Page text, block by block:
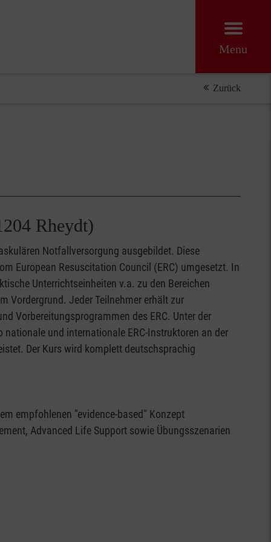
Menu
Zurück
Rheydt)
Notfallversorgung ausgebildet. Diese
European Resuscitation Council (ERC) umgesetzt. In
Unterrichtseinheiten v.a. zu den Bereichen
Vordergrund. Jeder Teilnehmer erhält zur
Vorbereitungsprogrammen des ERC. Unter der
und internationale ERC-Instruktoren an der
Der Kurs wird komplett deutschsprachig
empfohlenen "evidence-based" Konzept
Advanced Life Support sowie Übungsszenarien